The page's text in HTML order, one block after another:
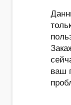
ваш